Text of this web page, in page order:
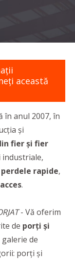
această
în anul 2007, în
și
fier și fier
industriale,
perdele rapide,
.
- Vă oferim
de porți și
de
porți și